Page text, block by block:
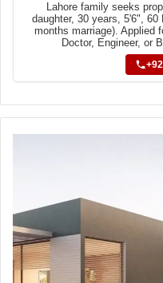
Lahore family seeks
daughter, 30 years, 5'6",
months marriage). Applied
Doctor, Engineer, or